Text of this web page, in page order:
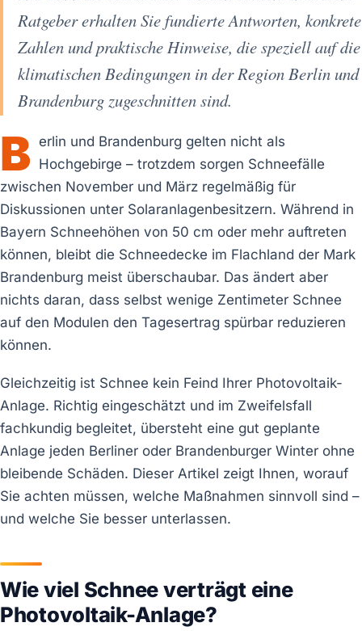
Ratgeber erhalten Sie fundierte Antworten, konkrete
Zahlen und praktische Hinweise, die speziell auf die
klimatischen Bedingungen in der Region Berlin und
Brandenburg zugeschnitten sind.
B erlin und Brandenburg gelten nicht als
Hochgebirge – trotzdem sorgen Schneefälle
zwischen November und März regelmäßig für
Diskussionen unter Solaranlagenbesitzern. Während in
Bayern Schneehöhen von 50 cm oder mehr auftreten
können, bleibt die Schneedecke im Flachland der Mark
Brandenburg meist überschaubar. Das ändert aber
nichts daran, dass selbst wenige Zentimeter Schnee
auf den Modulen den Tagesertrag spürbar reduzieren
können.
Gleichzeitig ist Schnee kein Feind Ihrer Photovoltaik-
Anlage. Richtig eingeschätzt und im Zweifelsfall
fachkundig begleitet, übersteht eine gut geplante
Anlage jeden Berliner oder Brandenburger Winter ohne
bleibende Schäden. Dieser Artikel zeigt Ihnen, worauf
Sie achten müssen, welche Maßnahmen sinnvoll sind –
und welche Sie besser unterlassen.
Wie viel Schnee verträgt eine
Photovoltaik-Anlage?